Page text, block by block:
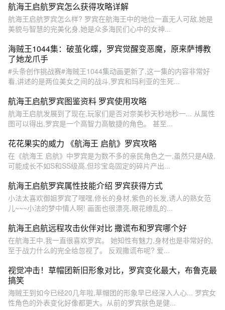
航海王启航罗宾怎么获得攻略详解
航海王启航罗宾怎么样? 罗宾在航海王中的地位一直无人可敌,她是
美貌与智慧的完美化身,她是众多海民们心中的女神...
海贼王1044集：破茧化蝶，罗宾觉醒变恶魔，原来萨博教
了她龙爪手
#头条创作挑战赛#海贼王1044集动画更新了,这一集的内容非常好
看,讲述的是两位美女之间的战斗,罗宾和玛利亚的生死...
航海王启航罗宾图鉴资料 罗宾使用攻略
航海王启航发展到了现在,玩家们是否对奈美秒天秒地秒一... 从属性
图可以得出,罗宾是一个高智力高敏捷的角色。 甚至...
花花果实的威力 《航海王 启航》罗宾攻略
在《航海王 启航》中罗宾是为数不多的亲民角色之一,虽然只是A级,
可能成长不如S和SS级高,但珍宝岛固定的碎片产出...
航海王启航罗宾属性技能介绍 罗宾获得方式
小法太喜欢御姐罗宾了嘿嘿,修长的身材,紫色的长发,诱人的熟女范
儿~~~小法的梦中情人啊! 画面也很漂亮,眼花缭乱的...
航海王启航远程攻击伙伴对比 撒谎布和罗宾哪个好
在航海王中,我一直很喜欢罗宾。 她知性有魅力,身材也是非常好的,
至于战力什么的完全给忽视了。 反观撒谎布呢? 爱...
视觉冲击！草帽团新旧形象对比，罗宾变化最大，布鲁克最
搞笑
海贼王到如今已经20几年啦,草帽团的形象早已经深入人心... 罗宾女
性角色的外表变化好像都更大。从前的罗宾肤色是健...